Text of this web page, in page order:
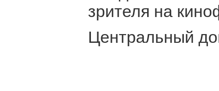
зрителя на
Центральный